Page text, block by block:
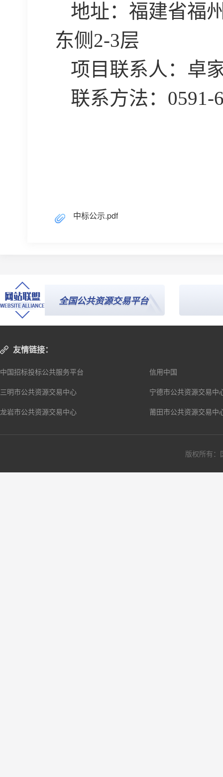
地址：福建省福
东侧2-3层
项目联系人：卓
联系方法： 0591-
中标公示.pdf
全国公共资源交易平台
友情链接：
中国招标投标公共服务平台
信用中国
三明市公共资源交易中心
宁德市公共资源交易中
龙岩市公共资源交易中心
莆田市公共资源交易中
版权所有：